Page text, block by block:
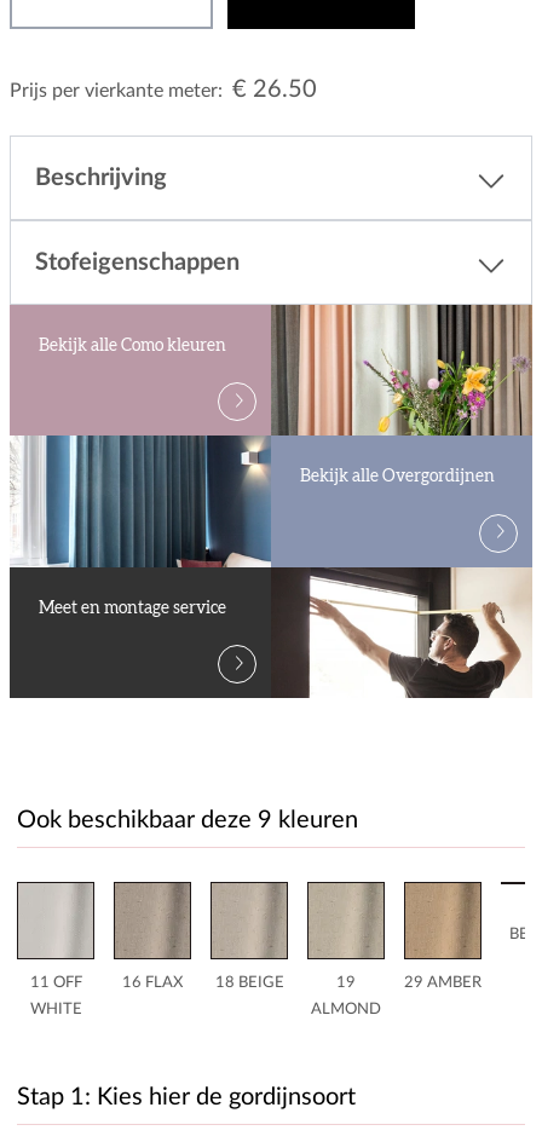
Prijs per vierkante meter: € 26.50
Beschrijving
Stofeigenschappen
Bekijk alle Como kleuren
Bekijk alle Overgordijnen
Meet en montage service
Ook beschikbaar deze 9 kleuren
11 OFF
WHITE
16 FLAX 18 BEIGE
19
ALMOND
29 AMBER
Stap 1: Kies hier de gordijnsoort